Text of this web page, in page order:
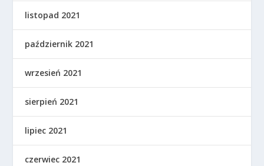
listopad 2021
październik 2021
wrzesień 2021
sierpień 2021
lipiec 2021
czerwiec 2021